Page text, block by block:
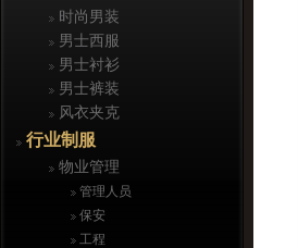
时尚男装
男士西服
男士衬衫
男士裤装
风衣夹克
行业制服
物业管理
管理人员
保安
工程